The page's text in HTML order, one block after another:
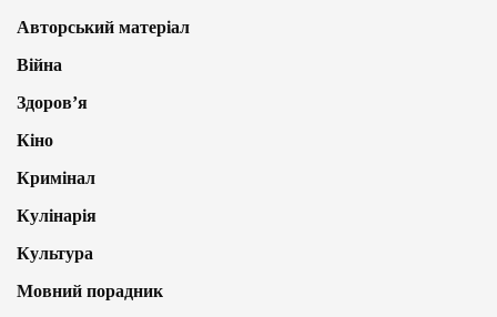
Авторський матеріал
Війна
Здоров’я
Кіно
Кримінал
Кулінарія
Культура
Мовний порадник